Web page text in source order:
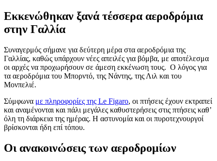
Εκκενώθηκαν ξανά τέσσερα αεροδρόμια
στην Γαλλία
Συναγερμός σήμανε για δεύτερη μέρα στα αεροδρόμια της
Γαλλίας, καθώς υπάρχουν νέες απειλές για βόμβα, με αποτέλεσμα
οι αρχές να προχωρήσουν σε άμεση εκκένωση τους. Ο λόγος για
τα αεροδρόμια του Μπορντό, της Νάντης, της Λιλ και του
Μονπελιέ.
Σύμφωνα με πληροφορίες της Le Figaro, οι πτήσεις έχουν εκτραπεί
και αναμένονται και πάλι μεγάλες καθυστερήσεις στις πτήσεις καθ’
όλη τη διάρκεια της ημέρας. Η αστυνομία και οι πυροτεχνουργοί
βρίσκονται ήδη επί τόπου.
Οι ανακοινώσεις των αεροδρομίων